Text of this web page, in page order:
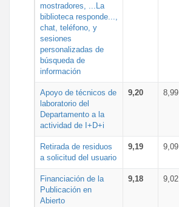
mostradores, ...La
biblioteca responde...,
chat, teléfono, y
sesiones
personalizadas de
búsqueda de
información
Apoyo de técnicos de
laboratorio del
Departamento a la
actividad de I+D+i
9,20 8,99
Retirada de residuos
a solicitud del usuario
9,19 9,09
Financiación de la
Publicación en
Abierto
9,18 9,02